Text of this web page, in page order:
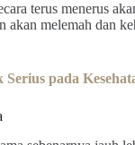
terus menerus
akan melemah dan
pada